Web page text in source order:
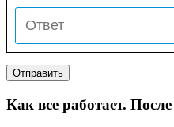
Как все работает.